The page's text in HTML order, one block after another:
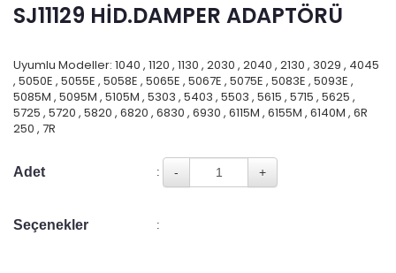
SJ11129 HİD.DAMPER ADAPTÖRÜ
Uyumlu Modeller: 1040 , 1120 , 1130 , 2030 , 2040 , 2130 , 3029 , 4045
, 5050E , 5055E , 5058E , 5065E , 5067E , 5075E , 5083E , 5093E ,
5085M , 5095M , 5105M , 5303 , 5403 , 5503 , 5615 , 5715 , 5625 ,
5725 , 5720 , 5820 , 6820 , 6830 , 6930 , 6115M , 6155M , 6140M , 6R
250 , 7R
Adet :
Seçenekler :